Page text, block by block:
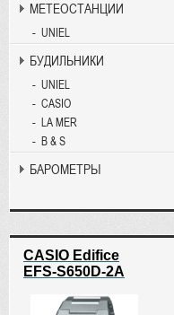
МЕТЕОСТАНЦИИ
UNIEL
БУДИЛЬНИКИ
UNIEL
CASIO
LA MER
B & S
БАРОМЕТРЫ
CASIO Edifice
EFS-S650D-2A